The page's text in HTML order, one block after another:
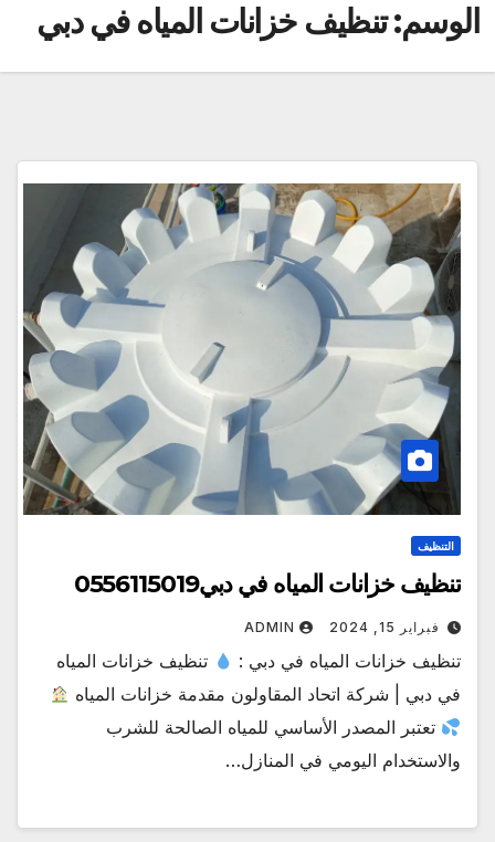
الوسم:تنظيف خزانات المياه في دبي
التنظيف
تنظيف خزانات المياه في دبي0556115019
فبراير 15, 2024 ADMIN
تنظيف خزانات المياه في دبي :
تنظيف خزانات المياه
في دبي | شركة اتحاد المقاولون مقدمة خزانات المياه
تعتبر المصدر الأساسي للمياه الصالحة للشرب
والاستخدام اليومي في المنازل…